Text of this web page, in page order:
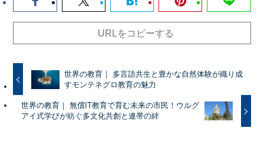
URLをコピーする
世界の教育｜ 多言語共生と豊かな自然体験が織り成
すモンテネグロ教育の魅力
世界の教育｜ 無償IT教育で育む未来の市民！ウルグ
アイ式学びが紡ぐ多文化共創と連帯の絆